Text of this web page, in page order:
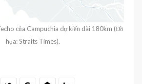
của Campuchia dự kiến dài 180km (Đồ
họa: Straits Times).